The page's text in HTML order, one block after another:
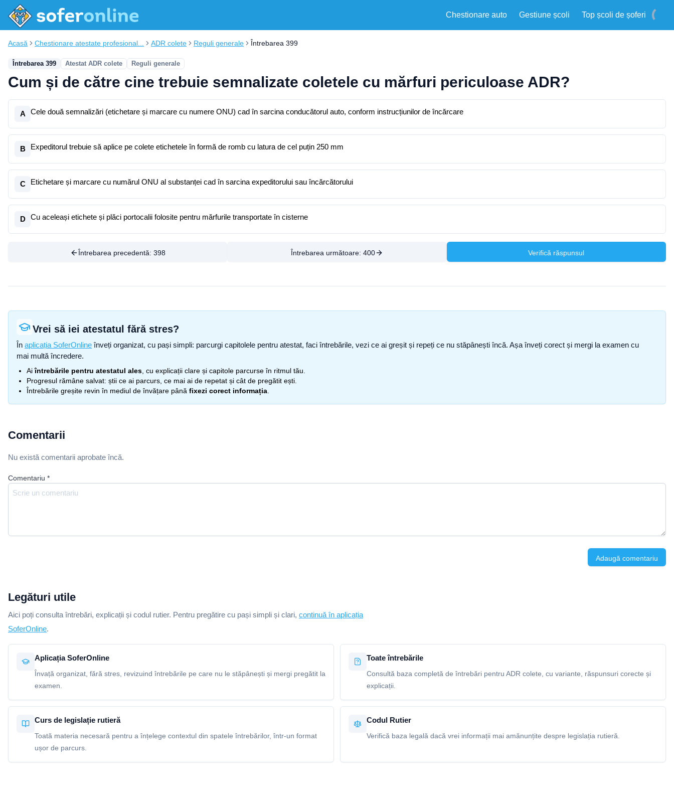
Chestionare auto Gestiune școli Top școli de șoferi
Acasă Chestionare atestate profesional... ADR colete Reguli generale Întrebarea 399
Întrebarea 399 Atestat ADR colete Reguli generale
Cum și de către cine trebuie semnalizate coletele cu mărfuri periculoase ADR?
A Cele două semnalizări (etichetare și marcare cu numere ONU) cad în sarcina conducătorul auto, conform instrucțiunilor de încărcare
B Expeditorul trebuie să aplice pe colete etichetele în formă de romb cu latura de cel puțin 250 mm
C Etichetare și marcare cu numărul ONU al substanței cad în sarcina expeditorului sau încărcătorului
D Cu aceleași etichete și plăci portocalii folosite pentru mărfurile transportate în cisterne
Întrebarea precedentă: 398 Întrebarea următoare: 400 Verifică răspunsul
Vrei să iei atestatul fără stres?
În aplicația SoferOnline înveți organizat, cu pași simpli: parcurgi capitolele pentru atestat, faci întrebările, vezi ce ai greșit și repeți ce nu stăpânești încă. Așa înveți corect și mergi la examen cu
mai multă încredere.
Aiîntrebările pentru atestatul ales , cu explicații clare și capitole parcurse în ritmul tău.
Progresul rămâne salvat: știi ce ai parcurs, ce mai ai de repetat și cât de pregătit ești.
Întrebările greșite revin în mediul de învățare până fixezi corect informația
Comentarii
Nu există comentarii aprobate încă.
Comentariu *
Adaugă comentariu
Legături utile
Aici poți consulta întrebări, explicații și codul rutier. Pentru pregătire cu pași simpli și clari, continuă în aplicația
SoferOnline.
Aplicația SoferOnline
Învață organizat, fără stres, revizuind întrebările pe care nu le stăpânești și mergi pregătit la
examen.
Toate întrebările
Consultă baza completă de întrebări pentru ADR colete, cu variante, răspunsuri corecte și
explicații.
Curs de legislație rutieră
Toată materia necesară pentru a înțelege contextul din spatele întrebărilor, într-un format
ușor de parcurs.
Codul Rutier
Verifică baza legală dacă vrei informații mai amănunțite despre legislația rutieră.